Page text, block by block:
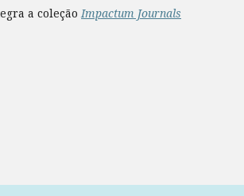
a coleção Impactum Journals